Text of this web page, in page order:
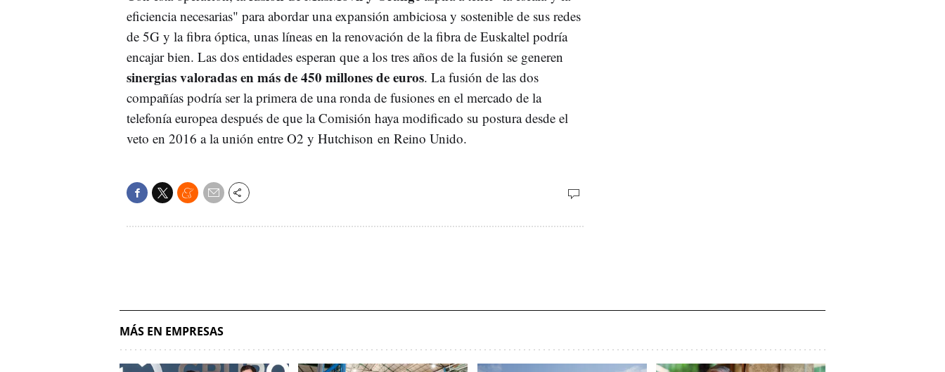
eficiencia necesarias" para abordar una expansión ambiciosa y sostenible de sus redes
de 5G y la fibra óptica, unas líneas en la renovación de la fibra de Euskaltel podría
encajar bien. Las dos entidades esperan que a los tres años de la fusión se generen
sinergias valoradas en más de 450 millones de euros. La fusión de las dos
compañías podría ser la primera de una ronda de fusiones en el mercado de la
telefonía europea después de que la Comisión haya modificado su postura desde el
veto en 2016 a la unión entre O2 y Hutchison en Reino Unido.
MÁS EN EMPRESAS